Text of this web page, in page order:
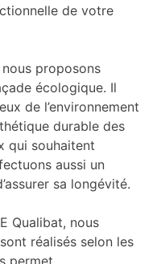
de votre
proposons
écologique. Il
de l’environnement
durable des
qui souhaitent
aussi un
sa longévité.
Qualibat, nous
réalisés selon les
permet